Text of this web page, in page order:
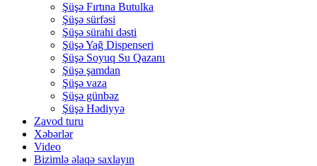
Şüşə Fırtına Butulka
Şüşə sürfəsi
Şüşə sürahi dəsti
Şüşə Yağ Dispenseri
Şüşə Soyuq Su Qazanı
Şüşə şamdan
Şüşə vaza
Şüşə günbəz
Şüşə Hədiyyə
Zavod turu
Xəbərlər
Video
Bizimlə əlaqə saxlayın